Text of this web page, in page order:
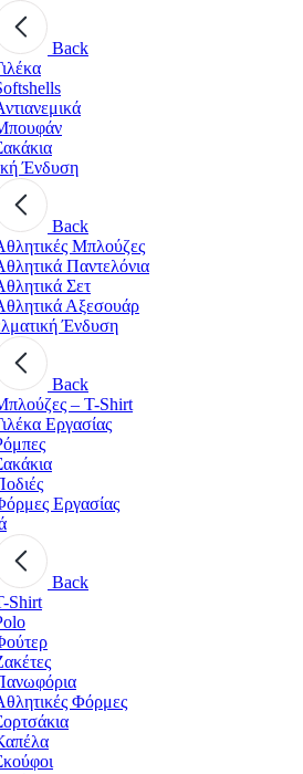
Back
Ένδυση
Back
Μπλούζες
Παντελόνια
Σετ
Αξεσουάρ
Ένδυση
Back
– T-Shirt
Εργασίας
Εργασίας
Back
Shirt
Φόρμες